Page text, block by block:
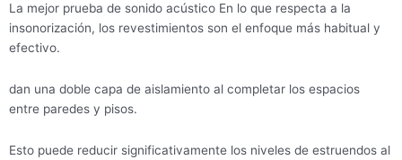
La mejor prueba de sonido acústico En lo que respecta a la
insonorización, los revestimientos son el enfoque más habitual y
efectivo.
dan una doble capa de aislamiento al completar los espacios
entre paredes y pisos.
Esto puede reducir significativamente los niveles de estruendos al